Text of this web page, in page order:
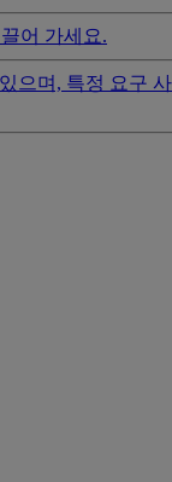
어 가세요.
으며, 특정 요구